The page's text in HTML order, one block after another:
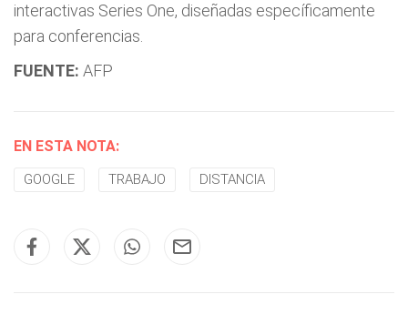
interactivas Series One, diseñadas específicamente
para conferencias.
FUENTE: AFP
EN ESTA NOTA:
GOOGLE TRABAJO DISTANCIA